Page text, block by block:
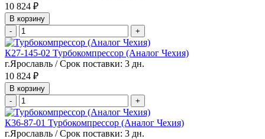
10 824 ₽
В корзину
-
+
К27-145-02 Турбокомпрессор (Аналог Чехия)
г.Ярославль / Срок поставки: 3 дн.
10 824 ₽
В корзину
-
+
К36-87-01 Турбокомпрессор (Аналог Чехия)
г.Ярославль / Срок поставки: 3 дн.